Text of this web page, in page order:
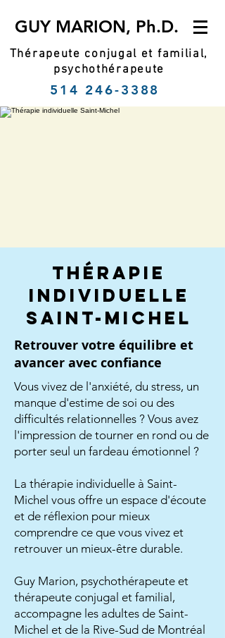
GUY MARION, Ph.D.
Thérapeute conjugal et familial,
psychothérapeute
514 246-3388
Thérapie
individuelle
Saint-Michel
Retrouver votre équilibre et
avancer avec confiance
Vous vivez de l'anxiété, du stress, un
manque d'estime de soi ou des
difficultés relationnelles ? Vous avez
l'impression de tourner en rond ou de
porter seul un fardeau émotionnel ?
La thérapie individuelle à Saint-
Michel vous offre un espace d'écoute
et de réflexion pour mieux
comprendre ce que vous vivez et
retrouver un mieux-être durable.
Guy Marion, psychothérapeute et
thérapeute conjugal et familial,
accompagne les adultes de Saint-
Michel et de la Rive-Sud de Montréal